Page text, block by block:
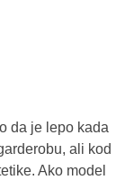
da je lepo kada
ali kod
Ako model